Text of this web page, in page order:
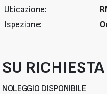
Ubicazione:
Ispezione:
SU RICHIESTA
NOLEGGIO DISPONIBILE